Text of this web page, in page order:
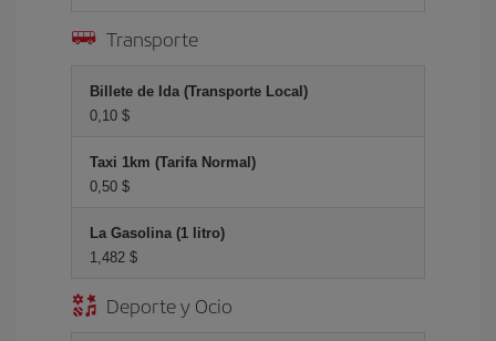
Transporte
Billete de Ida (Transporte Local)
0,10 $
Taxi 1km (Tarifa Normal)
0,50 $
La Gasolina (1 litro)
1,482 $
Deporte y Ocio